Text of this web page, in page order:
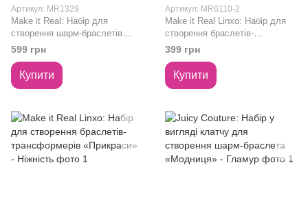
Артикул: MR1329
Make it Real: Набір для
створення шарм-браслетів
«Стильні намистинки»
599 грн
Купити
Артикул: MR6110-2
Make it Real Linxo: Набір для
створення браслетів-
трансформерів «Прикраси» -
Вечірка
399 грн
Купити